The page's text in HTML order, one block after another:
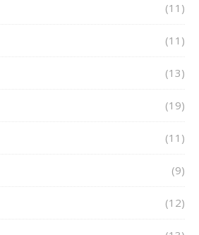
(11)
(11)
(13)
(19)
(11)
(9)
(12)